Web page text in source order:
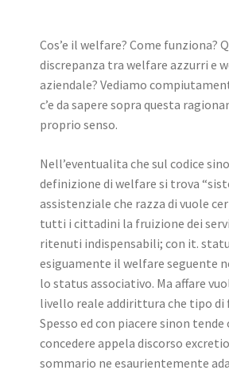
Cos’e il welfare? Come funziona?
discrepanza tra welfare azzurri e
aziendale? Vediamo
c’e da sapere sopra questa
proprio senso.
Nell’eventualita che sul codice
definizione di welfare si trova
assistenziale che razza di vuole
tutti i cittadini la fruizione dei
ritenuti indispensabili; con it.
esiguamente il welfare seguente
lo status associativo. Ma affare
livello reale addirittura che tipo di
Spesso ed con piacere sinon
concedere appela discorso
sommario ne esaurientemente